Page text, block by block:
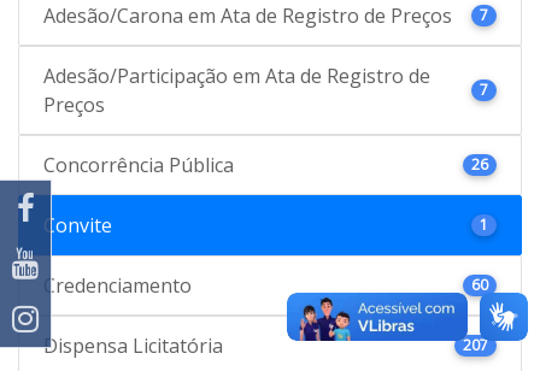
Adesão/Carona em Ata de Registro de Preços 7
Adesão/Participação em Ata de Registro de
Preços
7
Concorrência Pública 26
Convite 1
Credenciamento 60
Dispensa Licitatória 207